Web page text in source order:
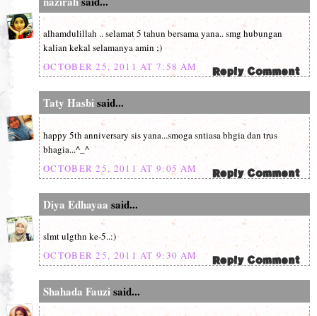
alhamdulillah .. selamat 5 tahun bersama yana.. smg hubungan
kalian kekal selamanya amin ;)
OCTOBER 25, 2011 AT 7:58 AM
Taty Hasbisaid...
happy 5th anniversary sis yana...smoga sntiasa bhgia dan trus
bhagia...^_^
OCTOBER 25, 2011 AT 9:05 AM
Diya Edhayaa said...
slmt ulgthn ke-5..:)
OCTOBER 25, 2011 AT 9:30 AM
Shahada Fauzisaid...